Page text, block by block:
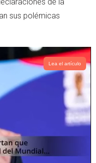
sus polémicas
Lea el artículo